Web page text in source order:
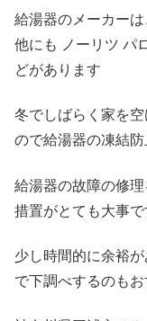
給湯器のメーカーは
他にも ノーリツ パ
どがあります
冬でしばらく家を
ので給湯器の凍結防
給湯器の故障の修
措置がとても大事で
少し時間的に余裕
で下調べするのもお